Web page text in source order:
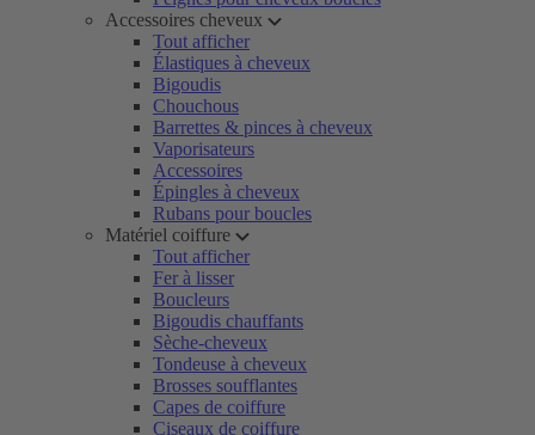
Accessoires cheveux
Tout afficher
Élastiques à cheveux
Bigoudis
Chouchous
Barrettes & pinces à cheveux
Vaporisateurs
Accessoires
Épingles à cheveux
Rubans pour boucles
Matériel coiffure
Tout afficher
Fer à lisser
Boucleurs
Bigoudis chauffants
Sèche-cheveux
Tondeuse à cheveux
Brosses soufflantes
Capes de coiffure
Ciseaux de coiffure